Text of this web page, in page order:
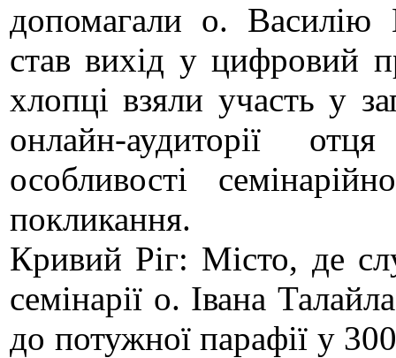
допомагали о. Василію
став вихід у цифровий
хлопці взяли участь у
онлайн-аудиторії
особливості
покликання.
Кривий Ріг: Місто, де
семінарії о. Івана
до потужної парафії у